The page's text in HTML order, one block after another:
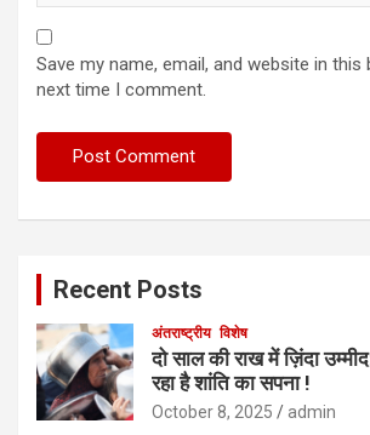
Save my name, email, and website in
next time I comment.
Recent Posts
अंतराष्ट्रीय विशेष
दो साल की राख में ज़िंदा
रहा है शांति का सपना !
October 8, 2025 admin